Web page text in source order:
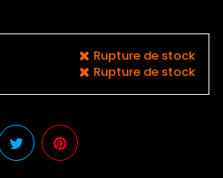
Rupture de stock
Rupture de stock